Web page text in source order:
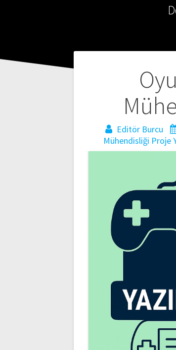
Editör Burcu
Mühendisliği Proje
Yazı
gezinmesi